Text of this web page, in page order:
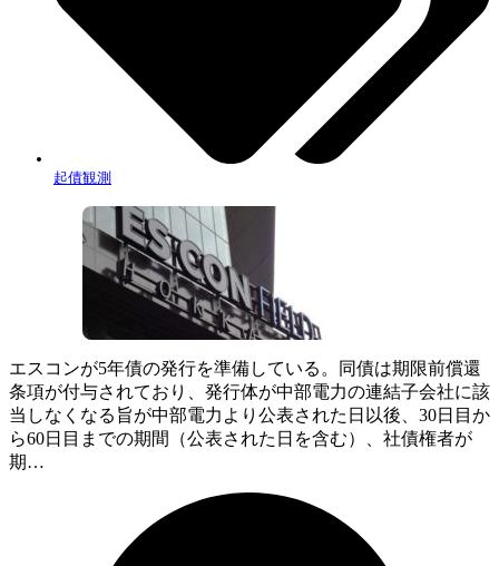
起債観測
エスコンが5年債の発行を準備している。同債は期限前償還
条項が付与されており、発行体が中部電力の連結子会社に該
当しなくなる旨が中部電力より公表された日以後、30日目か
ら60日目までの期間（公表された日を含む）、社債権者が
期…